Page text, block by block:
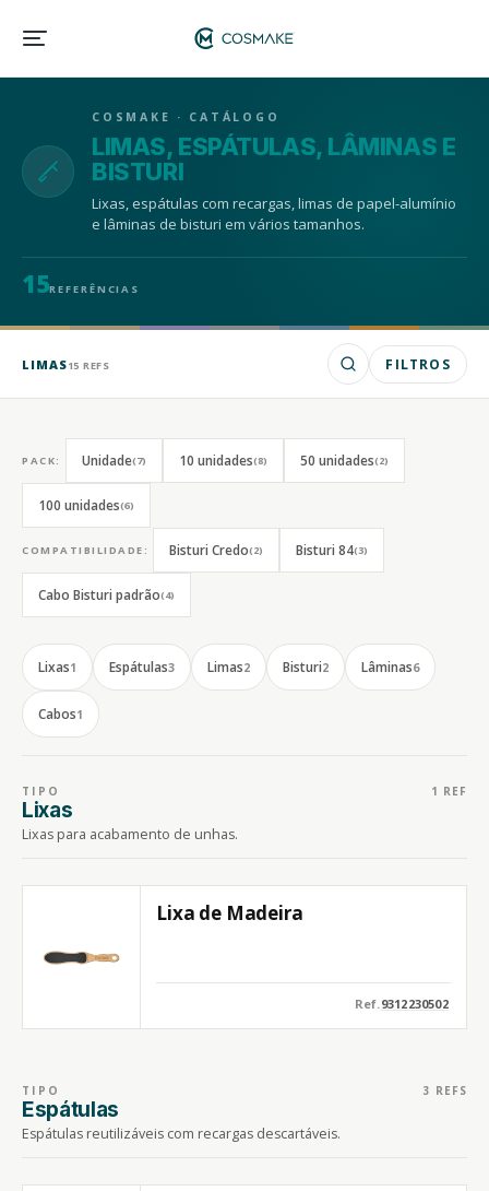
COSMAKE · CATÁLOGO
LIMAS, ESPÁTULAS, LÂMINAS E
BISTURI
Lixas, espátulas com recargas, limas de papel-alumínio
e lâminas de bisturi em vários tamanhos.
15REFERÊNCIAS
LIMAS15 REFS FILTROS
PACK: Unidade(7) 10 unidades(8) 50 unidades(2)
100 unidades(6)
COMPATIBILIDADE: Bisturi Credo(2) Bisturi 84(3)
Cabo Bisturi padrão(4)
Lixas1 Espátulas3 Limas2 Bisturi2 Lâminas6
Cabos1
TIPO
Lixas
Lixas para acabamento de unhas.
1 REF
Lixa de Madeira
Ref.9312230502
TIPO
Espátulas
Espátulas reutilizáveis com recargas descartáveis.
3 REFS